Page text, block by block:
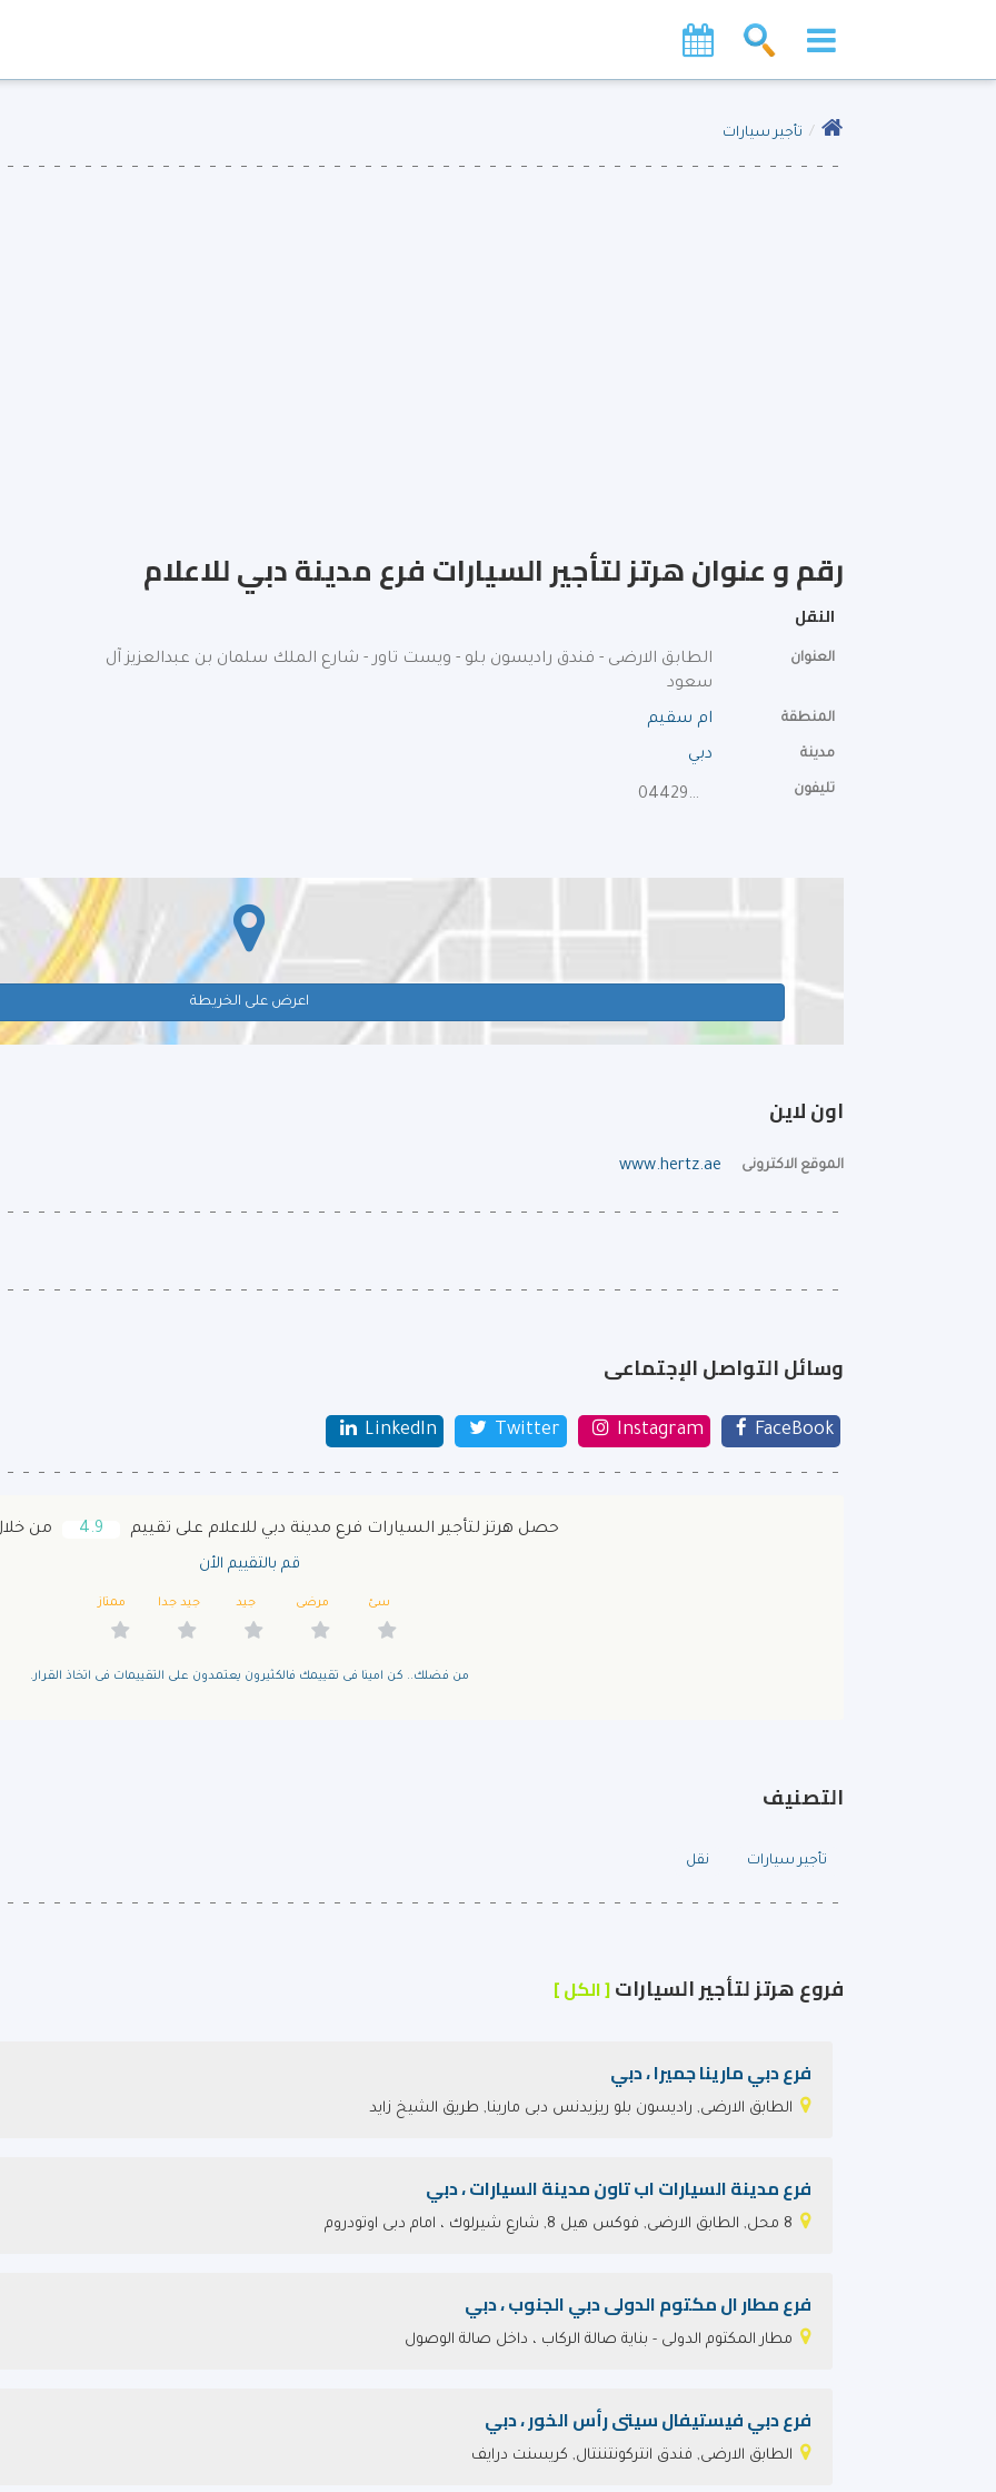
تأجير سيارات
رقم و عنوان هرتز لتأجير السيارات فرع مدينة دبي للاعلام
النقل
العنوان
الطابق الارضى - فندق راديسون بلو - ويست تاور - شارع الملك سلمان بن عبدالعزيز آل
سعود
المنطقة ام سقيم
مدينة دبي
تليفون 044290915
اعرض على الخريطة
اون لاين
الموقع الاكترونى www.hertz.ae
وسائل التواصل الإجتماعى
FaceBook
Instagram
Twitter
LinkedIn
حصل هرتز لتأجير السيارات فرع مدينة دبي للاعلام على تقييم 4.9 من خلال 116
قم بالتقييم الأن
سئ مرضى جيد جيد جدا ممتاز
من فضلك.. كن امينا فى تقييمك فالكثيرون يعتمدون على التقييمات فى اتخاذ القرار.
التصنيف
تأجير سيارات نقل
فروع هرتز لتأجير السيارات[ الكل ]
فرع دبي مارينا جميرا ، دبي
الطابق الارضى, راديسون بلو ريزيدنس دبى مارينا, طريق الشيخ زايد
فرع مدينة السيارات اب تاون مدينة السيارات ، دبي
8 محل, الطابق الارضى, فوكس هيل 8, شارع شيرلوك ، امام دبى اوتودروم
فرع مطار ال مكتوم الدولى دبي الجنوب ، دبي
مطار المكتوم الدولى - بناية صالة الركاب ، داخل صالة الوصول
فرع دبي فيستيفال سيتى رأس الخور ، دبي
الطابق الارضى, فندق انتركونتننتال, كريسنت درايف